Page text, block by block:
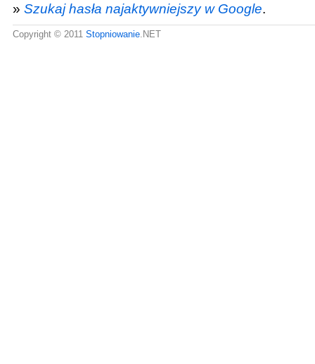
» Szukaj hasła najaktywniejszy w Google.
Copyright © 2011 Stopniowanie.NET